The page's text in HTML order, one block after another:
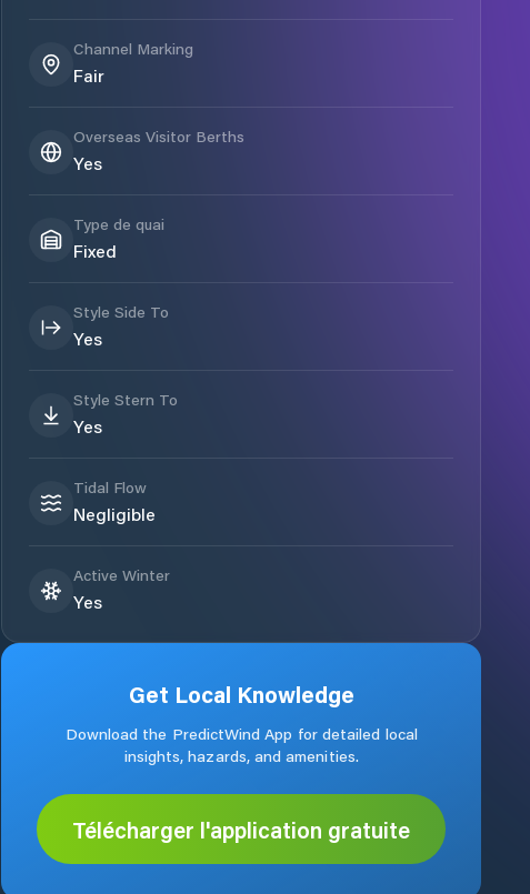
Channel Marking
Fair
Overseas Visitor Berths
Yes
Type de quai
Fixed
Style Side To
Yes
Style Stern To
Yes
Tidal Flow
Negligible
Active Winter
Yes
Get Local Knowledge
Download the PredictWind App for detailed local
insights, hazards, and amenities.
Télécharger l'application gratuite